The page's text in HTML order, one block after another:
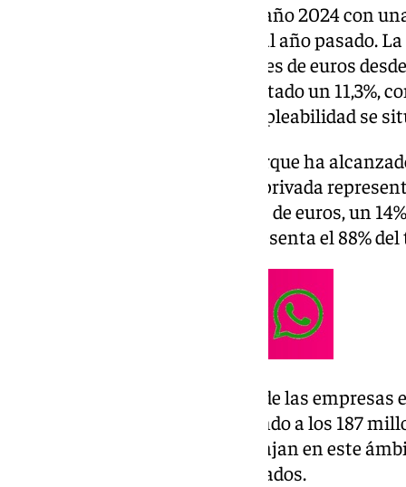
ha cerrado el año 2024 con
de euros, un 21% más respecto al año pasado.
asciende así a los 42.656 millones de euros
empleo, por su parte, ha aumentado un 11,3%,
último año. La cifra total de empleabilidad se
En términos de inversión, el parque ha
desde sus inicios. La inversión privada
esta cifra ha sido de 37 millones de euros, un
una inversión privada que representa el 88%
Respecto a la inversión en I+D de las
incrementado un 8%, ascendiendo a los 187
número de empleados que trabajan en este
supone un total de 3.076 empleados.